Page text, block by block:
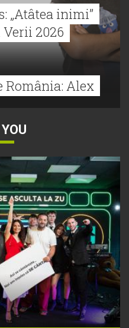
„Atâtea inimi”
2026
România: Alex
Monstru Al
Faydee
Cabron vine
Verii
Aia x DJ